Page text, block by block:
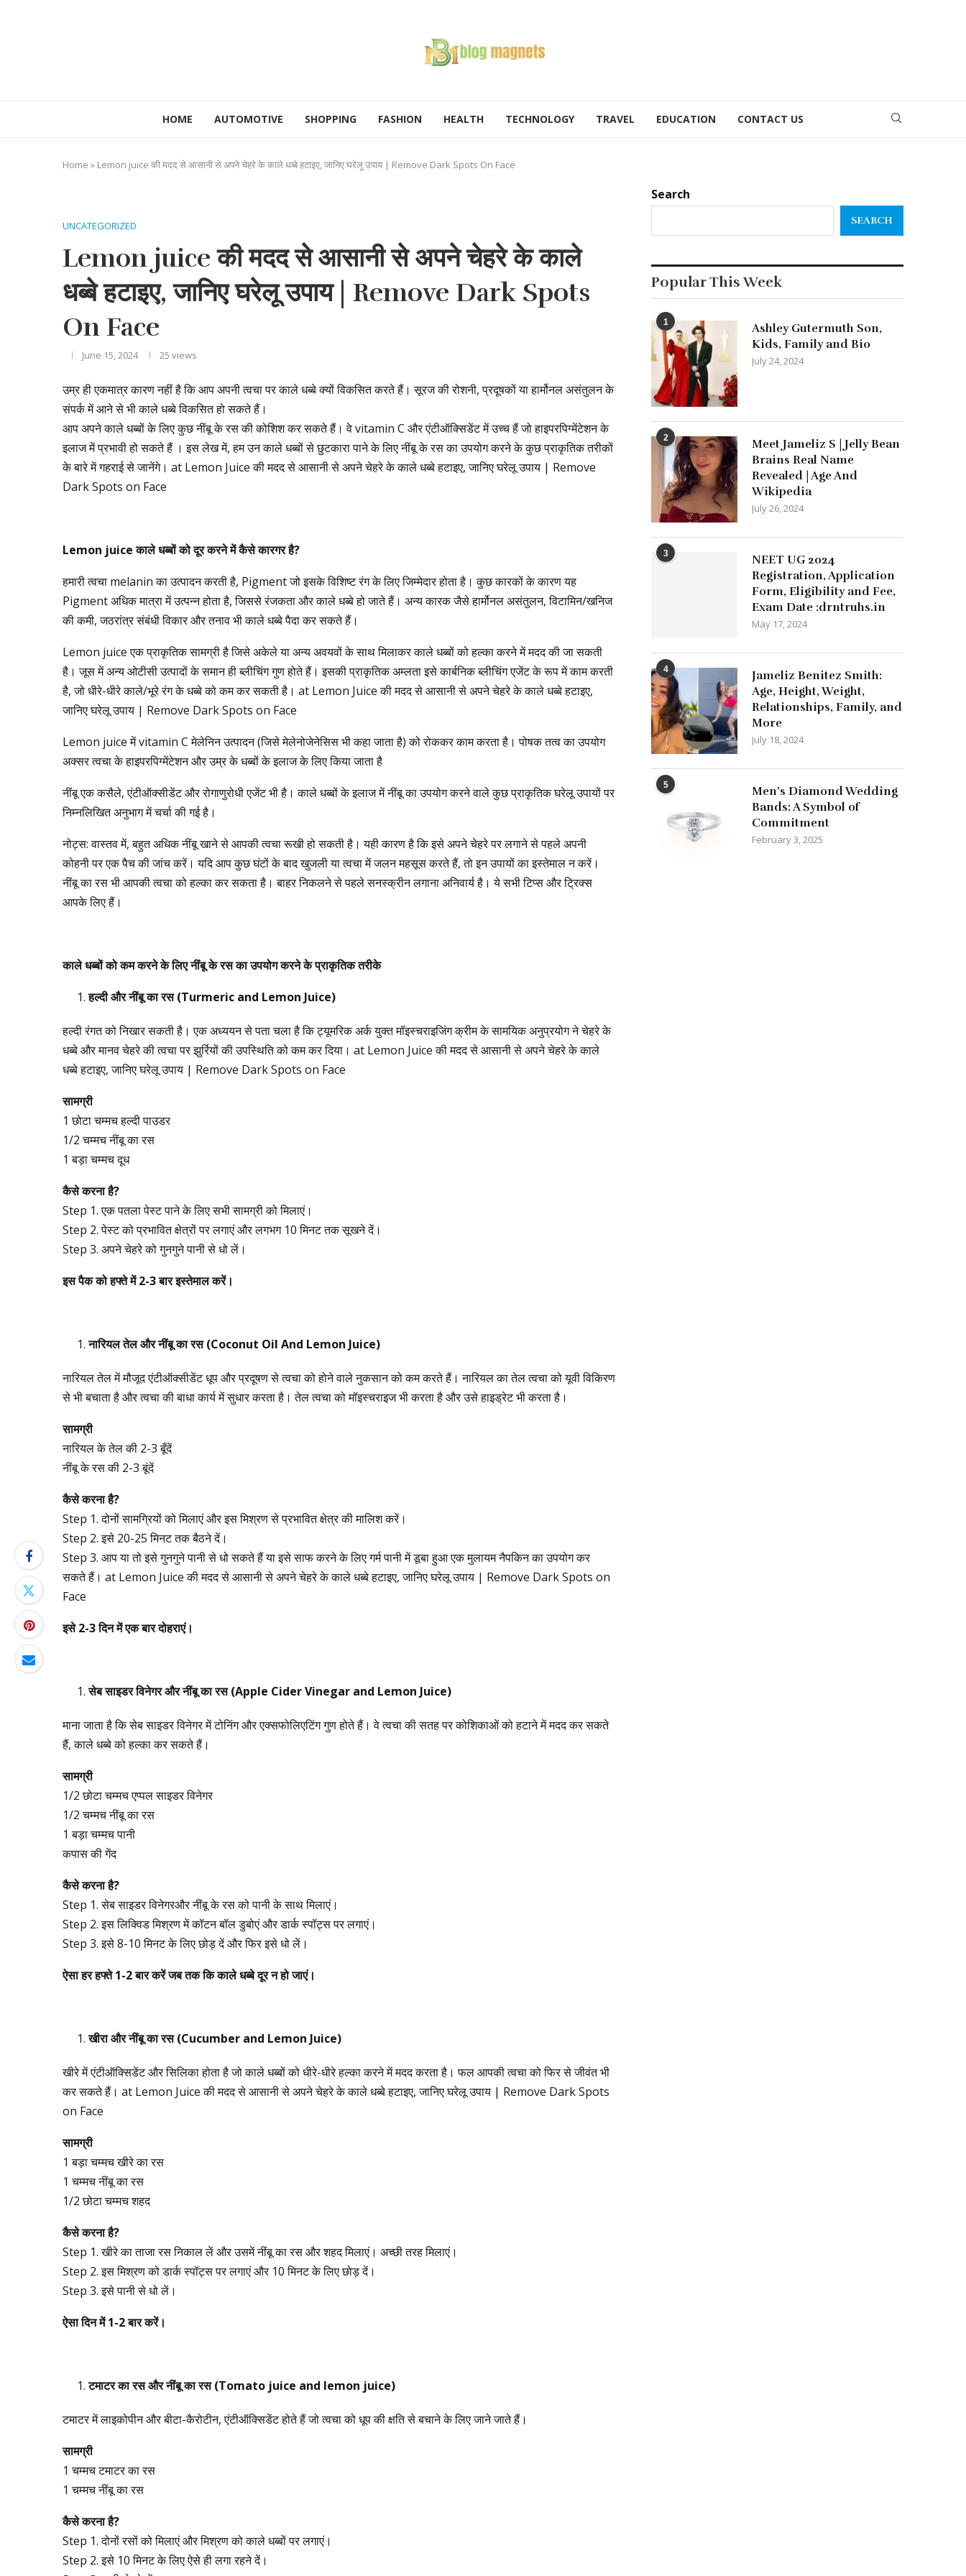
HOME AUTOMOTIVE SHOPPING FASHION HEALTH TECHNOLOGY TRAVEL EDUCATION CONTACT US
Home » Lemon juice की मदद से आसानी से अपने चेहरे के काले धब्बे हटाइए, जानिए घरेलू उपाय | Remove Dark Spots On Face
UNCATEGORIZED
Lemon juice की मदद से आसानी से अपने चेहरे के काले
धब्बे हटाइए, जानिए घरेलू उपाय | Remove Dark Spots
On Face
June 15, 2024 25 views
उम्र ही एकमात्र कारण नहीं है कि आप अपनी त्वचा पर काले धब्बे क्यों विकसित करते हैं। सूरज की रोशनी, प्रदूषकों या हार्मोनल असंतुलन के
संपर्क में आने से भी काले धब्बे विकसित हो सकते हैं।
आप अपने काले धब्बों के लिए कुछ नींबू के रस की कोशिश कर सकते हैं। वे vitamin C और एंटीऑक्सिडेंट में उच्च हैं जो हाइपरपिग्मेंटेशन के
इलाज में प्रभावी हो सकते हैं । इस लेख में, हम उन काले धब्बों से छुटकारा पाने के लिए नींबू के रस का उपयोग करने के कुछ प्राकृतिक तरीकों
के बारे में गहराई से जानेंगे। at Lemon Juice की मदद से आसानी से अपने चेहरे के काले धब्बे हटाइए, जानिए घरेलू उपाय | Remove
Dark Spots on Face
Lemon juiceकालेधब्बोंकोदूरकरनेमेंकैसेकारगरहै?
हमारी त्वचा melanin का उत्पादन करती है, Pigment जो इसके विशिष्ट रंग के लिए जिम्मेदार होता है। कुछ कारकों के कारण यह
Pigment अधिक मात्रा में उत्पन्न होता है, जिससे रंजकता और काले धब्बे हो जाते हैं। अन्य कारक जैसे हार्मोनल असंतुलन, विटामिन/खनिज
की कमी, जठरांत्र संबंधी विकार और तनाव भी काले धब्बे पैदा कर सकते हैं।
Lemon juice एक प्राकृतिक सामग्री है जिसे अकेले या अन्य अवयवों के साथ मिलाकर काले धब्बों को हल्का करने में मदद की जा सकती
है। जूस में अन्य ओटीसी उत्पादों के समान ही ब्लीचिंग गुण होते हैं। इसकी प्राकृतिक अम्लता इसे कार्बनिक ब्लीचिंग एजेंट के रूप में काम करती
है, जो धीरे-धीरे काले/भूरे रंग के धब्बे को कम कर सकती है। at Lemon Juice की मदद से आसानी से अपने चेहरे के काले धब्बे हटाइए,
जानिए घरेलू उपाय | Remove Dark Spots on Face
Lemon juice में vitamin C मेलेनिन उत्पादन (जिसे मेलेनोजेनेसिस भी कहा जाता है) को रोककर काम करता है। पोषक तत्व का उपयोग
अक्सर त्वचा के हाइपरपिग्मेंटेशन और उम्र के धब्बों के इलाज के लिए किया जाता है
नींबू एक कसैले, एंटीऑक्सीडेंट और रोगाणुरोधी एजेंट भी है। काले धब्बों के इलाज में नींबू का उपयोग करने वाले कुछ प्राकृतिक घरेलू उपायों पर
निम्नलिखित अनुभाग में चर्चा की गई है।
नोट्स: वास्तव में, बहुत अधिक नींबू खाने से आपकी त्वचा रूखी हो सकती है। यही कारण है कि इसे अपने चेहरे पर लगाने से पहले अपनी
कोहनी पर एक पैच की जांच करें। यदि आप कुछ घंटों के बाद खुजली या त्वचा में जलन महसूस करते हैं, तो इन उपायों का इस्तेमाल न करें।
नींबू का रस भी आपकी त्वचा को हल्का कर सकता है। बाहर निकलने से पहले सनस्क्रीन लगाना अनिवार्य है। ये सभी टिप्स और ट्रिक्स
आपके लिए हैं।
कालेधब्बोंकोकमकरनेकेलिएनींबूकेरसकाउपयोगकरनेकेप्राकृतिकतरीके
हल्दीऔरनींबूकारस(Turmeric and Lemon Juice)
हल्दी रंगत को निखार सकती है। एक अध्ययन से पता चला है कि ट्यूमरिक अर्क युक्त मॉइस्चराइजिंग क्रीम के सामयिक अनुप्रयोग ने चेहरे के
धब्बे और मानव चेहरे की त्वचा पर झुर्रियों की उपस्थिति को कम कर दिया। at Lemon Juice की मदद से आसानी से अपने चेहरे के काले
धब्बे हटाइए, जानिए घरेलू उपाय | Remove Dark Spots on Face
सामग्री
1 छोटा चम्मच हल्दी पाउडर
1/2 चम्मच नींबू का रस
1 बड़ा चम्मच दूध
कैसेकरनाहै?
Step 1. एक पतला पेस्ट पाने के लिए सभी सामग्री को मिलाएं।
Step 2. पेस्ट को प्रभावित क्षेत्रों पर लगाएं और लगभग 10 मिनट तक सूखने दें।
Step 3. अपने चेहरे को गुनगुने पानी से धो लें।
इसपैककोहफ्तेमें2-3बारइस्तेमालकरें।
नारियलतेलऔरनींबूकारस(Coconut Oil And Lemon Juice)
नारियल तेल में मौजूद एंटीऑक्सीडेंट धूप और प्रदूषण से त्वचा को होने वाले नुकसान को कम करते हैं। नारियल का तेल त्वचा को यूवी विकिरण
से भी बचाता है और त्वचा की बाधा कार्य में सुधार करता है। तेल त्वचा को मॉइस्चराइज भी करता है और उसे हाइड्रेट भी करता है।
सामग्री
नारियल के तेल की 2-3 बूँदें
नींबू के रस की 2-3 बूंदें
कैसेकरनाहै?
Step 1. दोनों सामग्रियों को मिलाएं और इस मिश्रण से प्रभावित क्षेत्र की मालिश करें।
Step 2. इसे 20-25 मिनट तक बैठने दें।
Step 3. आप या तो इसे गुनगुने पानी से धो सकते हैं या इसे साफ करने के लिए गर्म पानी में डूबा हुआ एक मुलायम नैपकिन का उपयोग कर
सकते हैं। at Lemon Juice की मदद से आसानी से अपने चेहरे के काले धब्बे हटाइए, जानिए घरेलू उपाय | Remove Dark Spots on
Face
इसे2-3दिनमेंएकबारदोहराएं।
सेबसाइडरविनेगरऔरनींबूकारस(Apple Cider Vinegar and Lemon Juice)
माना जाता है कि सेब साइडर विनेगर में टोनिंग और एक्सफोलिएटिंग गुण होते हैं। वे त्वचा की सतह पर कोशिकाओं को हटाने में मदद कर सकते
हैं, काले धब्बे को हल्का कर सकते हैं।
सामग्री
1/2 छोटा चम्मच एप्पल साइडर विनेगर
1/2 चम्मच नींबू का रस
1 बड़ा चम्मच पानी
कपास की गेंद
कैसेकरनाहै?
Step 1. सेब साइडर विनेगरऔर नींबू के रस को पानी के साथ मिलाएं।
Step 2. इस लिक्विड मिश्रण में कॉटन बॉल डुबोएं और डार्क स्पॉट्स पर लगाएं।
Step 3. इसे 8-10 मिनट के लिए छोड़ दें और फिर इसे धो लें।
ऐसाहरहफ्ते1-2बारकरेंजबतककिकालेधब्बेदूरनहोजाएं।
खीराऔरनींबूकारस(Cucumber and Lemon Juice)
खीरे में एंटीऑक्सिडेंट और सिलिका होता है जो काले धब्बों को धीरे-धीरे हल्का करने में मदद करता है। फल आपकी त्वचा को फिर से जीवंत भी
कर सकते हैं। at Lemon Juice की मदद से आसानी से अपने चेहरे के काले धब्बे हटाइए, जानिए घरेलू उपाय | Remove Dark Spots
on Face
सामग्री
1 बड़ा चम्मच खीरे का रस
1 चम्मच नींबू का रस
1/2 छोटा चम्मच शहद
कैसेकरनाहै?
Step 1. खीरे का ताजा रस निकाल लें और उसमें नींबू का रस और शहद मिलाएं। अच्छी तरह मिलाएं।
Step 2. इस मिश्रण को डार्क स्पॉट्स पर लगाएं और 10 मिनट के लिए छोड़ दें।
Step 3. इसे पानी से धो लें।
ऐसादिनमें1-2बारकरें।
टमाटरकारसऔरनींबूकारस(Tomato juice and lemon juice)
टमाटर में लाइकोपीन और बीटा-कैरोटीन, एंटीऑक्सिडेंट होते हैं जो त्वचा को धूप की क्षति से बचाने के लिए जाने जाते हैं।
सामग्री
1 चम्मच टमाटर का रस
1 चम्मच नींबू का रस
कैसेकरनाहै?
Step 1. दोनों रसों को मिलाएं और मिश्रण को काले धब्बों पर लगाएं।
Step 2. इसे 10 मिनट के लिए ऐसे ही लगा रहने दें।
Search
SEARCH
Popular This Week
1
Ashley Gutermuth Son,
Kids, Family and Bio
July 24, 2024
2
Meet Jameliz S | Jelly Bean
Brains Real Name
Revealed | Age And
Wikipedia
July 26, 2024
3
NEET UG 2024
Registration, Application
Form, Eligibility and Fee,
Exam Date :drntruhs.in
May 17, 2024
4
Jameliz Benitez Smith:
Age, Height, Weight,
Relationships, Family, and
More
July 18, 2024
5
Men’s Diamond Wedding
Bands: A Symbol of
Commitment
February 3, 2025